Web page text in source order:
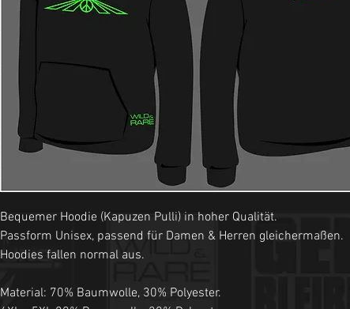
Bequemer Hoodie (Kapuzen Pulli) in hoher Qualität.
Passform Unisex, passend für Damen & Herren gleichermaßen.
Hoodies fallen normal aus.
Material: 70% Baumwolle, 30% Polyester.